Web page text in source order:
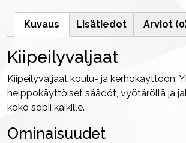
Rock
TOP
Kuvaus Lisätiedot Arviot
Kiipeilyvaljaat
Kiipeilyvaljaat koulu- ja kerhokäyttöön.
helppokäyttöiset säädöt, vyötäröllä ja
koko sopii kaikille.
Ominaisuudet